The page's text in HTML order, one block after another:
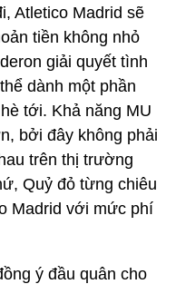
Atletico Madrid sẽ
tiền không nhỏ
giải quyết tình
dành một phần
tới. Khả năng MU
bởi đây không phải
trên thị trường
Quỷ đỏ từng chiêu
Madrid với mức phí
ý đầu quân cho